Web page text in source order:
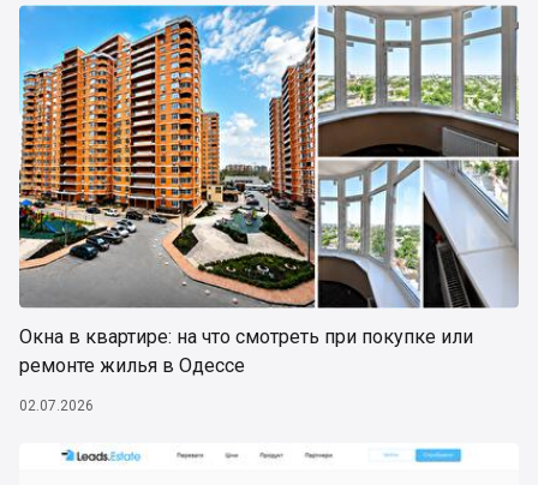
Окна в квартире: на что смотреть при покупке или
ремонте жилья в Одессе
02.07.2026